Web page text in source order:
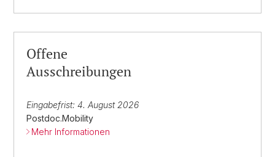
Offene
Ausschreibungen
Eingabefrist: 4. August 2026
Postdoc.Mobility
Mehr Informationen